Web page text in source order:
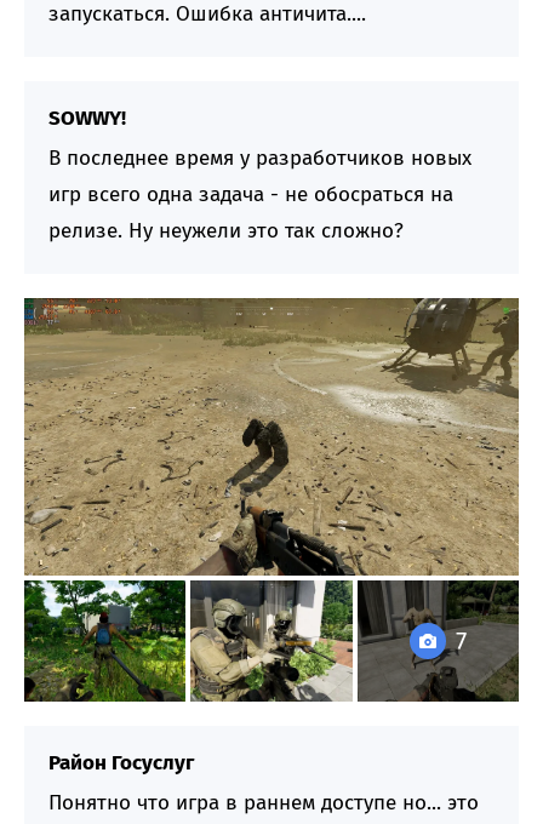
запускаться. Ошибка античита....
SOWWY!
В последнее время у разработчиков новых
игр всего одна задача - не обoсрaться на
релизе. Ну неужели это так сложно?
7
Район Госуслуг
Понятно что игра в раннем доступе но... это